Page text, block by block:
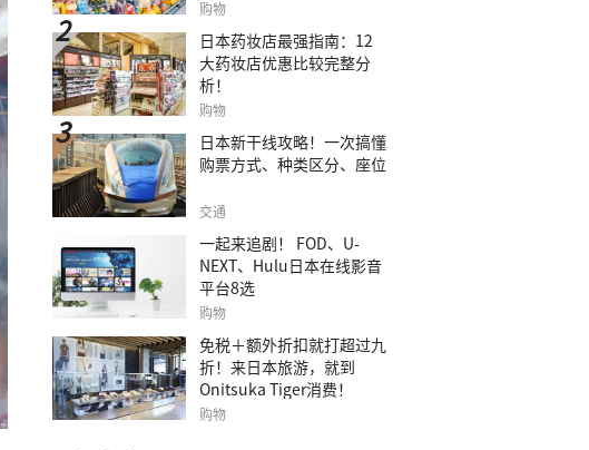
玩具等）
购物
日本药妆店最强指南：12
大药妆店优惠比较完整分
析！
购物
日本新干线攻略！一次搞懂
购票方式、种类区分、座位
交通
一起来追剧！ FOD、U-
NEXT、Hulu日本在线影音
平台8选
购物
免税＋额外折扣就打超过九
折！来日本旅游，就到
Onitsuka Tiger消费！
购物